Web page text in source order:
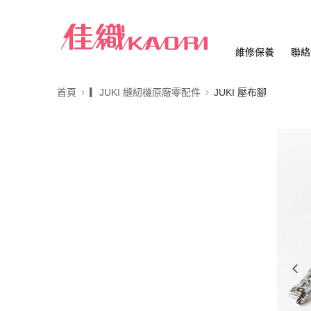
維修保養 聯
首頁 ▎JUKI 縫紉機原廠零配件 JUKI 壓布腳